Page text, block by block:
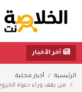
آخر الأخبار
الرئيسية
أخبار محلية
من يقف وراء دعوة